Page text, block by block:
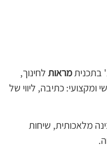
בתכניתמראותלחינוך,
כתיבה, ליווי של
מלאכותית, שיחות